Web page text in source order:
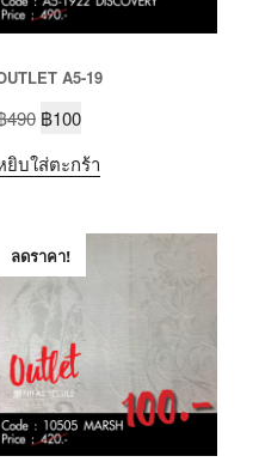
A5-19
490 ฿100
ยิบใส่ตะกร้า
ลดราคา!